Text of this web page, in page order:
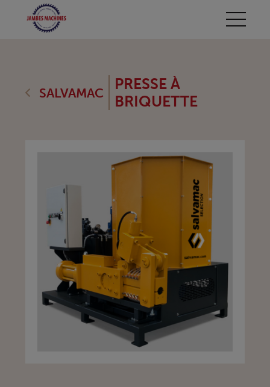
SALVAMAC
PRESSE À
BRIQUETTE